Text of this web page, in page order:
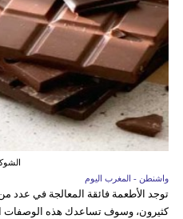
واشنطن - المغرب اليوم
توجد الأطعمة فائقة المعالجة في عدد
كثيرون، وسوف تساعدك هذه الوصفات